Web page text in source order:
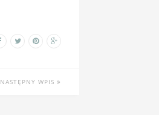
NASTĘPNY WPIS